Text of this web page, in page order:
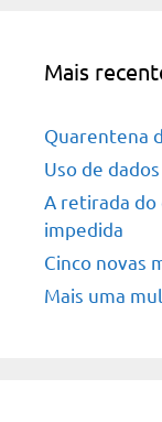
Mais
Quarentena
Uso de
A retirada
impedida
Cinco novas
Mais uma